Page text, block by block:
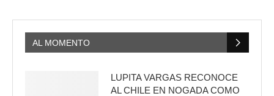
AL MOMENTO
LUPITA VARGAS RECONOCE
AL CHILE EN NOGADA COMO